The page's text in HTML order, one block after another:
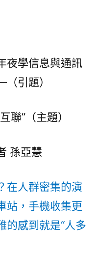
與
通
工
程
院
彭
木
根
——
夜學信息與通訊
引題）
聯”（主題）
孫亞慧
在人群密集的演
站，手機收集更
的感到就是“人多